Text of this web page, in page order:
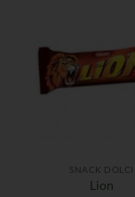
SNACK DOLCI
Lion